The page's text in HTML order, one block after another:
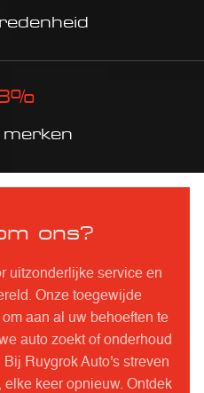
%
ons?
uitzonderlijke service en
Onze toegewijde
aan al uw behoeften te
auto zoekt of onderhoud
Ruygrok Auto's streven
keer opnieuw. Ontdek